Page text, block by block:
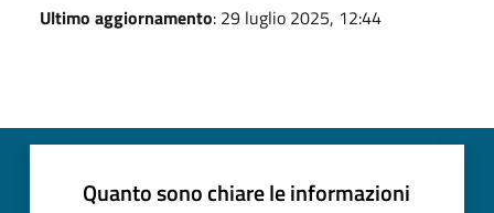
Ultimo aggiornamento: 29 luglio 2025, 12:44
Quanto sono chiare le informazioni